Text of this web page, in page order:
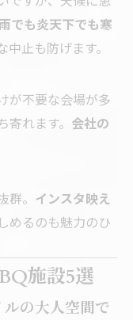
雨でも炎天下でも寒
止も防げます。
が不要な会場が多
れます。 会社の
。 インスタ映え
めるのも魅力のひ
施設5選
の大人空間で